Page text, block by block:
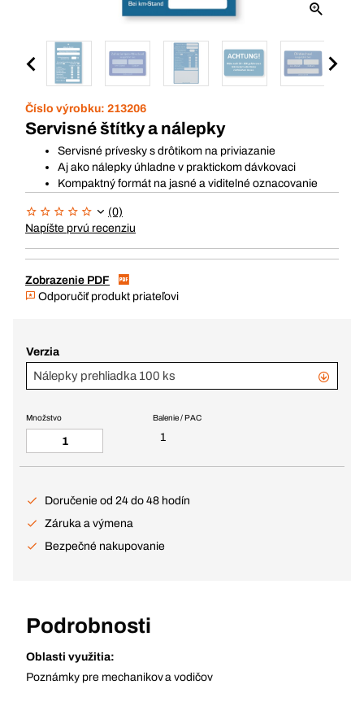
Číslo výrobku: 213206
Servisné štítky a nálepky
Servisné prívesky s drôtikom na priviazanie
Aj ako nálepky úhladne v praktickom dávkovaci
Kompaktný formát na jasné a viditelné oznacovanie
(0)
Napíšte prvú recenziu
Zobrazenie PDF
Odporučiť produkt priateľovi
Verzia
Nálepky prehliadka 100 ks
Balenie / PAC
1
Množstvo
Doručenie od 24 do 48 hodín
Záruka a výmena
Bezpečné nakupovanie
Podrobnosti
Oblasti využitia:
Poznámky pre mechanikov a vodičov